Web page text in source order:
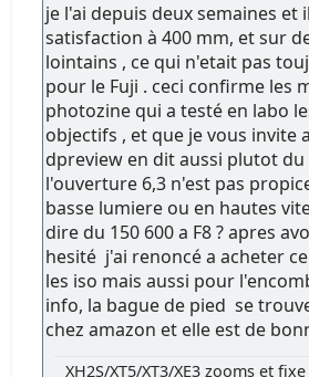
je l'ai depuis deux semaines et
satisfaction à 400 mm, et sur
lointains , ce qui n'etait pas
pour le Fuji . ceci confirme les
photozine qui a testé en labo
objectifs , et que je vous invite
dpreview en dit aussi plutot du
l'ouverture 6,3 n'est pas
basse lumiere ou en hautes
dire du 150 600 a F8 ? apres
hesité j'ai renoncé a acheter
les iso mais aussi pour
info, la bague de pied se
chez amazon et elle est de
XH2S/XT5/XT3/XE3 zooms et fixe